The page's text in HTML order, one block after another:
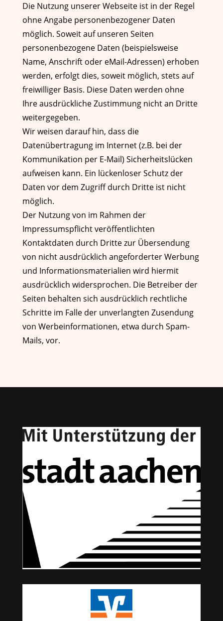
Die Nutzung unserer Webseite ist in der Regel
ohne Angabe personenbezogener Daten
möglich. Soweit auf unseren Seiten
personenbezogene Daten (beispielsweise
Name, Anschrift oder eMail-Adressen) erhoben
werden, erfolgt dies, soweit möglich, stets auf
freiwilliger Basis. Diese Daten werden ohne
Ihre ausdrückliche Zustimmung nicht an Dritte
weitergegeben.
Wir weisen darauf hin, dass die
Datenübertragung im Internet (z.B. bei der
Kommunikation per E-Mail) Sicherheitslücken
aufweisen kann. Ein lückenloser Schutz der
Daten vor dem Zugriff durch Dritte ist nicht
möglich.
Der Nutzung von im Rahmen der
Impressumspflicht veröffentlichten
Kontaktdaten durch Dritte zur Übersendung
von nicht ausdrücklich angeforderter Werbung
und Informationsmaterialien wird hiermit
ausdrücklich widersprochen. Die Betreiber der
Seiten behalten sich ausdrücklich rechtliche
Schritte im Falle der unverlangten Zusendung
von Werbeinformationen, etwa durch Spam-
Mails, vor.